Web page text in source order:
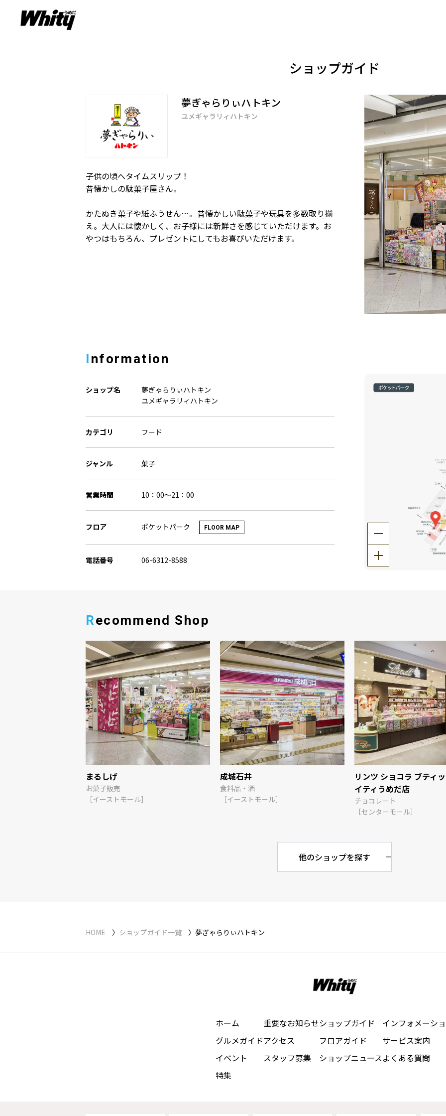
ショップガイド
夢ぎゃらりぃハトキン
ユメギャラリィハトキン
子供の頃へタイムスリップ！
昔懐かしの駄菓子屋さん。
かたぬき菓子や紙ふうせん…。昔懐かしい駄菓子や玩具を多数取り揃
え。大人には懐かしく、お子様には新鮮さを感じていただけます。お
やつはもちろん、プレゼントにしてもお喜びいただけます。
Information
ショップ名
夢ぎゃらりぃハトキン
ユメギャラリィハトキン
カテゴリ フード
ジャンル 菓子
営業時間 10：00～21：00
フロア ポケットパーク FLOOR MAP
電話番号 06-6312-8588
Recommend Shop
まるしげ
お菓子販売
［イーストモール］
成城石井
食料品・酒
［イーストモール］
リンツ ショコラ ブティ
イティうめだ店
チョコレート
［センターモール］
他のショップを探す
HOME ショップガイド一覧 夢ぎゃらりぃハトキン
ホーム
グルメガイド
イベント
特集
重要なお知らせ
アクセス
スタッフ募集
ショップガイド
フロアガイド
ショップニュース
インフォメーシ
サービス案内
よくある質問